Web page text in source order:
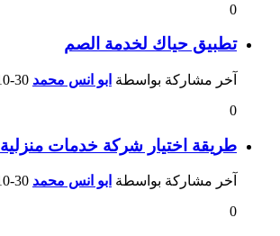
0
تطبيق حياك لخدمة الصم
آخر مشاركة بواسطة ابو انس محمد
0
طريقة اختيار شركة خدمات منزلية
آخر مشاركة بواسطة ابو انس محمد
0